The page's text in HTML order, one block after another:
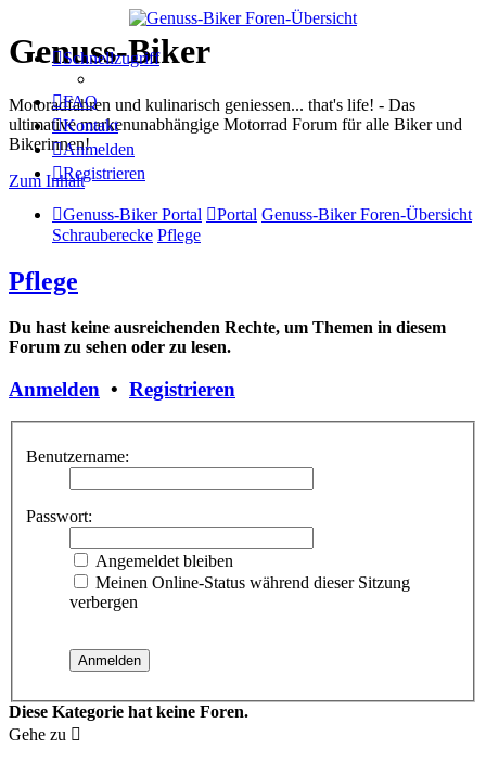
Genuss-Biker
Motoradfahren und kulinarisch geniessen... that's life! - Das
ultimative markenunabhängige Motorrad Forum für alle Biker und
Bikerinnen!
Zum Inhalt
Schnellzugriff
FAQ
Kontakt
Anmelden
Registrieren
Genuss-Biker Portal Portal Genuss-Biker Foren-Übersicht
Schrauberecke Pflege
Pflege
Du hast keine ausreichenden Rechte, um Themen in diesem
Forum zu sehen oder zu lesen.
Anmelden • Registrieren
Benutzername:
Passwort:
Angemeldet bleiben
Meinen Online-Status während dieser Sitzung
verbergen
Diese Kategorie hat keine Foren.
Gehe zu